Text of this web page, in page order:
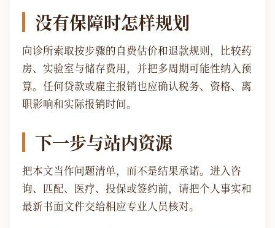
没有保障时怎样规划
向诊所索取按步骤的自费估价和退款规则，比较药
房、实验室与储存费用，并把多周期可能性纳入预
算。任何贷款或雇主报销也应确认税务、资格、离
职影响和实际报销时间。
下一步与站内资源
把本文当作问题清单，而不是结果承诺。进入咨
询、匹配、医疗、投保或签约前，请把个人事实和
最新书面文件交给相应专业人员核对。